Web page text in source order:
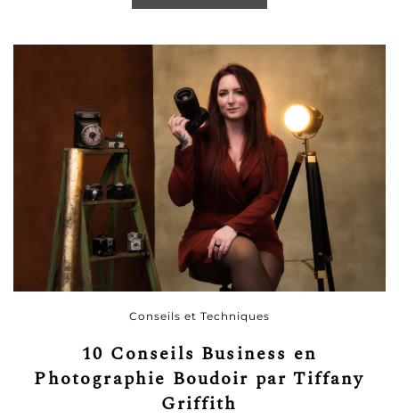
Conseils et Techniques
10 Conseils Business en
Photographie Boudoir par Tiffany
Griffith